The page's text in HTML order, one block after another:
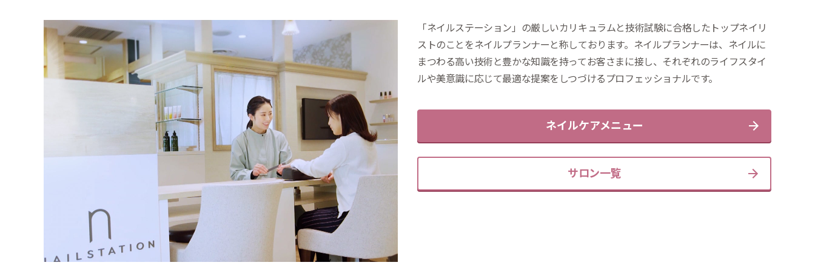
「ネイルステーション」の厳しいカリキュラムと技術試験に合格したトップネイリ
ストのことをネイルプランナーと称しております。ネイルプランナーは、ネイルに
まつわる高い技術と豊かな知識を持ってお客さまに接し、それぞれのライフスタイ
ルや美意識に応じて最適な提案をしつづけるプロフェッショナルです。
ネイルケアメニュー
サロン一覧